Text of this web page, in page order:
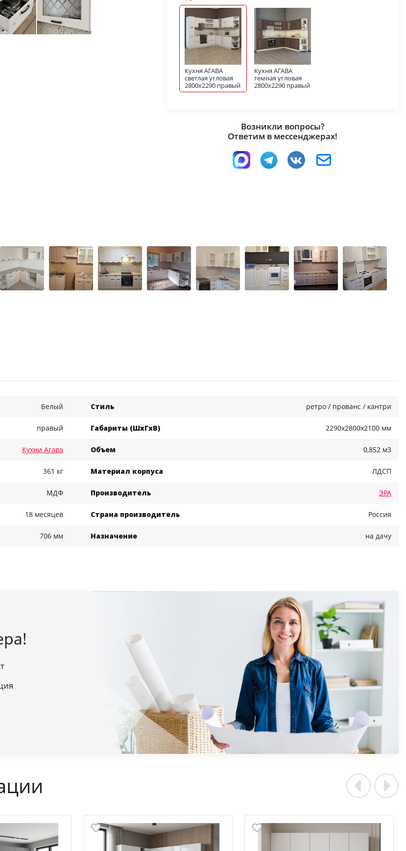
Кухня АГАВА
светлая угловая
2800х2290 правый
Кухня АГАВА
темная угловая
2800х2290 правый
Возникли вопросы?
Ответим в мессенджерах!
Белый Стиль ретро / прованс / кантри
правый Габариты (ШхГхВ) 2290x2800x2100 мм
Кухни Агава Объем 0,852 м3
361 кг Материал корпуса ЛДСП
МДФ Производитель ЭРА
18 месяцев Страна производитель Россия
706 мм Назначение на дачу